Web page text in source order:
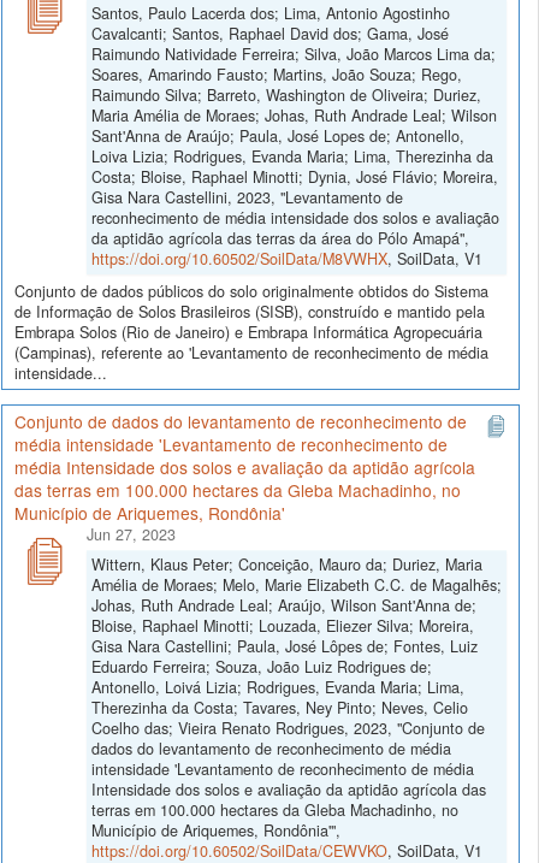
Santos, Paulo Lacerda dos; Lima, Antonio Agostinho
Cavalcanti; Santos, Raphael David dos; Gama, José
Raimundo Natividade Ferreira; Silva, João Marcos Lima da;
Soares, Amarindo Fausto; Martins, João Souza; Rego,
Raimundo Silva; Barreto, Washington de Oliveira; Duriez,
Maria Amélia de Moraes; Johas, Ruth Andrade Leal; Wilson
Sant'Anna de Araújo; Paula, José Lopes de; Antonello,
Loiva Lizia; Rodrigues, Evanda Maria; Lima, Therezinha da
Costa; Bloise, Raphael Minotti; Dynia, José Flávio; Moreira,
Gisa Nara Castellini, 2023, "Levantamento de
reconhecimento de média intensidade dos solos e avaliação
da aptidão agrícola das terras da área do Pólo Amapá",
https://doi.org/10.60502/SoilData/M8VWHX, SoilData, V1
Conjunto de dados públicos do solo originalmente obtidos do Sistema
de Informação de Solos Brasileiros (SISB), construído e mantido pela
Embrapa Solos (Rio de Janeiro) e Embrapa Informática Agropecuária
(Campinas), referente ao 'Levantamento de reconhecimento de média
intensidade...
Conjunto de dados do levantamento de reconhecimento de
média intensidade 'Levantamento de reconhecimento de
média Intensidade dos solos e avaliação da aptidão agrícola
das terras em 100.000 hectares da Gleba Machadinho, no
Município de Ariquemes, Rondônia'
Jun 27, 2023
Wittern, Klaus Peter; Conceição, Mauro da; Duriez, Maria
Amélia de Moraes; Melo, Marie Elizabeth C.C. de Magalhẽs;
Johas, Ruth Andrade Leal; Araújo, Wilson Sant'Anna de;
Bloise, Raphael Minotti; Louzada, Eliezer Silva; Moreira,
Gisa Nara Castellini; Paula, José Lôpes de; Fontes, Luiz
Eduardo Ferreira; Souza, João Luiz Rodrigues de;
Antonello, Loivá Lizia; Rodrigues, Evanda Maria; Lima,
Therezinha da Costa; Tavares, Ney Pinto; Neves, Celio
Coelho das; Vieira Renato Rodrigues, 2023, "Conjunto de
dados do levantamento de reconhecimento de média
intensidade 'Levantamento de reconhecimento de média
Intensidade dos solos e avaliação da aptidão agrícola das
terras em 100.000 hectares da Gleba Machadinho, no
Município de Ariquemes, Rondônia'",
https://doi.org/10.60502/SoilData/CEWVKO, SoilData, V1